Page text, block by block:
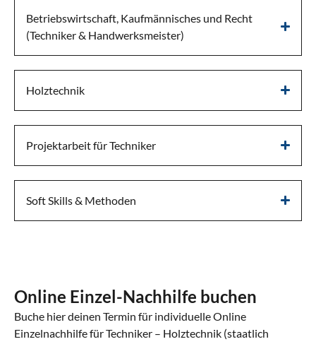
Betriebswirtschaft, Kaufmännisches und Recht
(Techniker & Handwerksmeister)
Holztechnik
Projektarbeit für Techniker
Soft Skills & Methoden
Online Einzel-Nachhilfe buchen
Buche hier deinen Termin für individuelle Online
Einzelnachhilfe für Techniker – Holztechnik (staatlich